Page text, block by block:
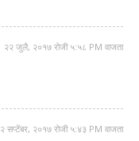
२२ जुलै, २०१७ रोजी ५:५८ PM वाजता
२ सप्टेंबर, २०१७ रोजी ५:४३ PM वाजता